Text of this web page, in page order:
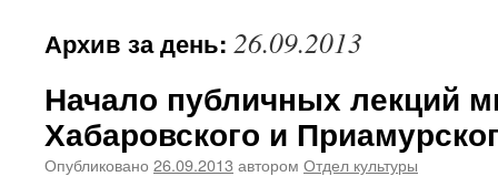
Архив за день: 26.09.2013
Начало публичных лекций
Хабаровского и
Опубликовано 26.09.2013 автором Отдел культуры